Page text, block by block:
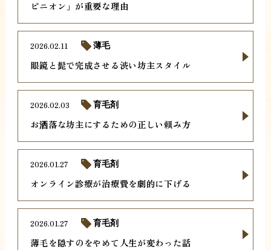
ピニオン」が重要な理由
眼鏡と髭で完成させる渋い坊主スタイル
2026.02.11 薄毛
お洒落な坊主にするための正しい頼み方
2026.02.03 育毛剤
オンライン診療が治療費を劇的に下げる
2026.01.27 育毛剤
薄毛を隠すのをやめて人生が変わった話
2026.01.27 育毛剤